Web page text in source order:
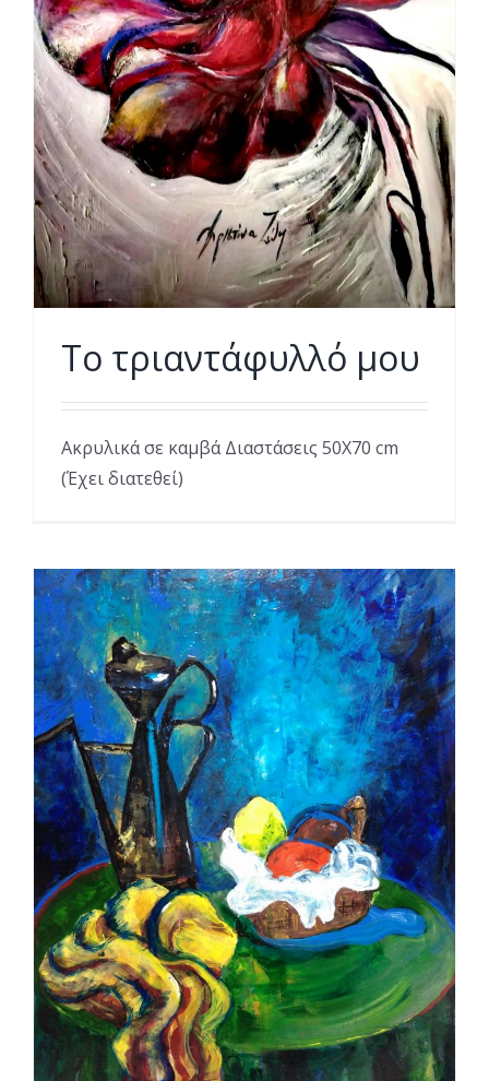
Το τριαντάφυλλό μου
Ακρυλικά σε καμβά Διαστάσεις 50Χ70 cm
(Έχει διατεθεί)